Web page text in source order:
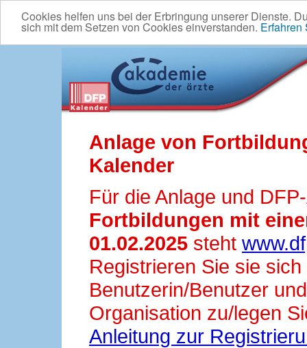
Cookies helfen uns bei der Erbringung unserer Dienste.
sich mit dem Setzen von Cookies einverstanden. Erfahren
Anlage von
Kalender
Für die Anlage und
Fortbildungen mit
01.02.2025 steht
Registrieren Sie sie
Benutzerin/Benutzer
Organisation zu/legen
Anleitung zur